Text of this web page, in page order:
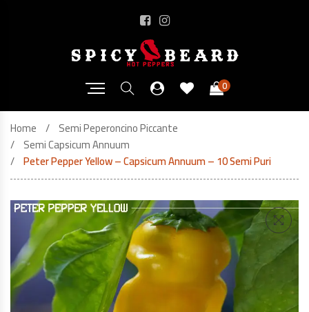
0
Home
Semi Peperoncino Piccante
Semi Capsicum Annuum
Peter Pepper Yellow – Capsicum Annuum – 10 Semi Puri